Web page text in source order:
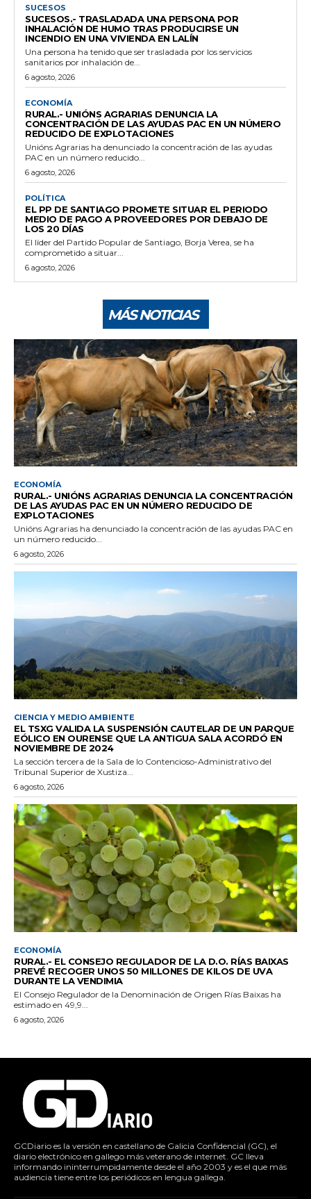
SUCESOS
SUCESOS.- TRASLADADA UNA PERSONA POR
INHALACIÓN DE HUMO TRAS PRODUCIRSE UN
INCENDIO EN UNA VIVIENDA EN LALÍN
Una persona ha tenido que ser trasladada por los servicios
sanitarios por inhalación de...
6 agosto, 2026
ECONOMÍA
RURAL.- UNIÓNS AGRARIAS DENUNCIA LA
CONCENTRACIÓN DE LAS AYUDAS PAC EN UN NÚMERO
REDUCIDO DE EXPLOTACIONES
Unións Agrarias ha denunciado la concentración de las ayudas
PAC en un número reducido...
6 agosto, 2026
POLÍTICA
EL PP DE SANTIAGO PROMETE SITUAR EL PERIODO
MEDIO DE PAGO A PROVEEDORES POR DEBAJO DE
LOS 20 DÍAS
El líder del Partido Popular de Santiago, Borja Verea, se ha
comprometido a situar...
6 agosto, 2026
MÁS NOTICIAS
ECONOMÍA
RURAL.- UNIÓNS AGRARIAS DENUNCIA LA CONCENTRACIÓN
DE LAS AYUDAS PAC EN UN NÚMERO REDUCIDO DE
EXPLOTACIONES
Unións Agrarias ha denunciado la concentración de las ayudas PAC en
un número reducido...
6 agosto, 2026
CIENCIA Y MEDIO AMBIENTE
EL TSXG VALIDA LA SUSPENSIÓN CAUTELAR DE UN PARQUE
EÓLICO EN OURENSE QUE LA ANTIGUA SALA ACORDÓ EN
NOVIEMBRE DE 2024
La sección tercera de la Sala de lo Contencioso-Administrativo del
Tribunal Superior de Xustiza...
6 agosto, 2026
ECONOMÍA
RURAL.- EL CONSEJO REGULADOR DE LA D.O. RÍAS BAIXAS
PREVÉ RECOGER UNOS 50 MILLONES DE KILOS DE UVA
DURANTE LA VENDIMIA
El Consejo Regulador de la Denominación de Origen Rías Baixas ha
estimado en 49,9...
6 agosto, 2026
GCDiario es la versión en castellano de Galicia Confidencial (GC), el
diario electrónico en gallego más veterano de internet. GC lleva
informando ininterrumpidamente desde el año 2003 y es el que más
audiencia tiene entre los periódicos en lengua gallega.